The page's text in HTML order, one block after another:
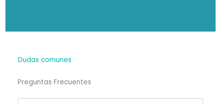
Dudas comunes
Preguntas Frecuentes